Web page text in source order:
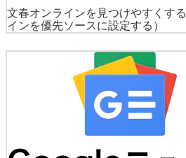
文春オンラインを見つけやすくする
インを優先ソースに設定する）